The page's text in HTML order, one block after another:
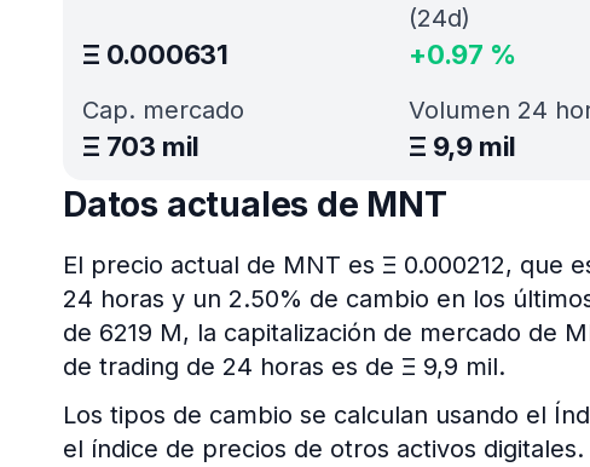
Ξ 0.000631
Cap. mercado
Ξ 703 mil
(24d)
+0.97 %
Volumen 24
Ξ 9,9 mil
Datos actuales de MNT
El precio actual de MNT es Ξ 0.000212, que
24 horas y un 2.50% de cambio en los
de 6219 M, la capitalización de mercado de
de trading de 24 horas es de Ξ 9,9 mil.
Los tipos de cambio se calculan usando el
el índice de precios de otros activos